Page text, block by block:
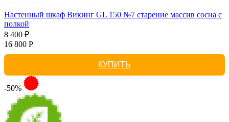
Настенный шкаф Викинг GL 150 №7 старение массив сосна с
полкой
8 400 ₽
16 800 Р
КУПИТЬ
-50%